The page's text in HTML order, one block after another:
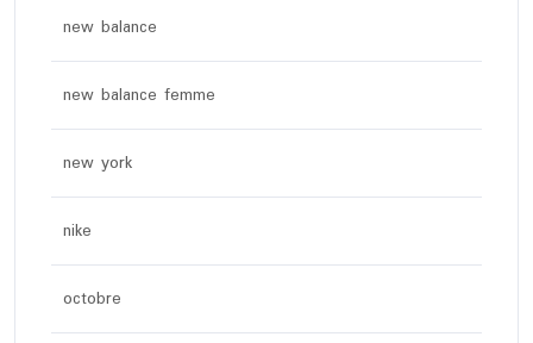
new balance
new balance femme
new york
nike
octobre